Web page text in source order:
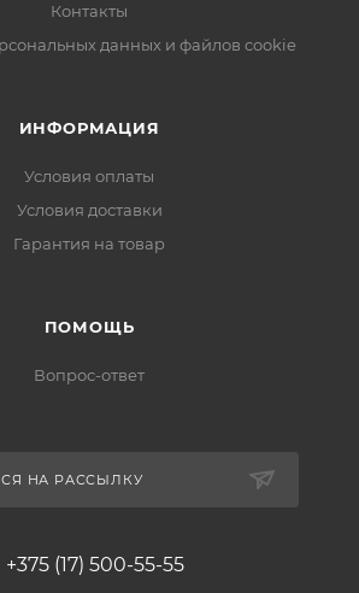
Контакты
данных и файлов cookie
ИНФОРМАЦИЯ
Условия оплаты
Условия доставки
Гарантия на товар
ПОМОЩЬ
Вопрос-ответ
НА РАССЫЛКУ
+375 (17) 500-55-55